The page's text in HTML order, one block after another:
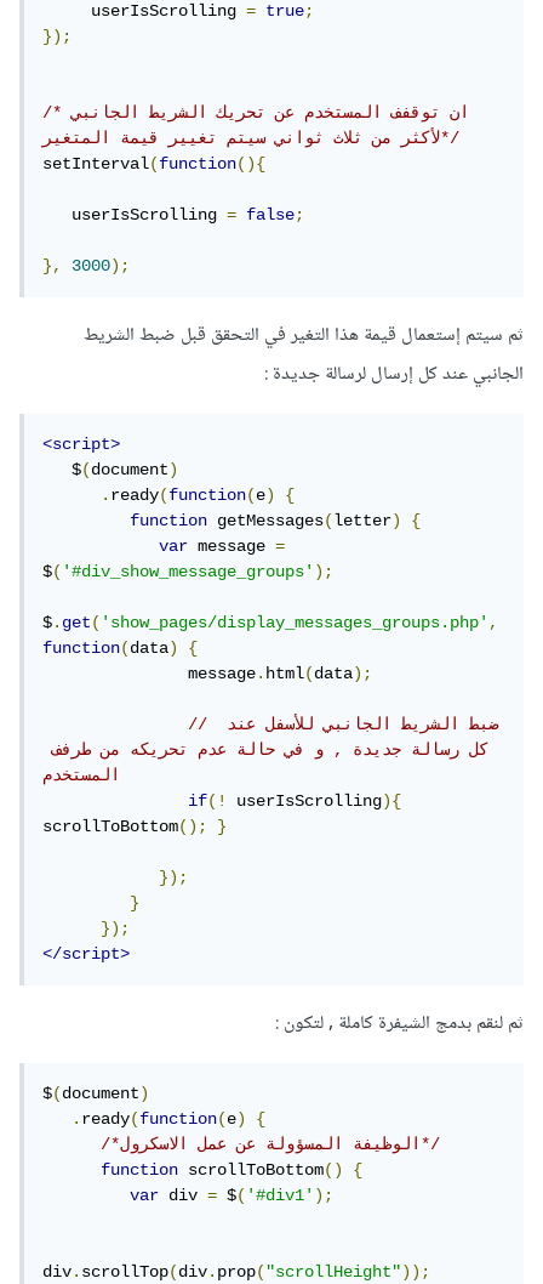
     userIsScrolling
= true;
});
/*ان توقفف المستخدم عن تحريك الشريط الجانبي
لأكثر من ثلاث ثواني سيتم تغيير قيمة المتغير*/
setInterval(function(){
   userIsScrolling
= false;
}, 3000);
ثم سيتم إستعمال قيمة هذا التغير في التحقق قبل ضبط الشريط
الجانبي عند كل إرسال لرسالة جديدة :
<script>
   $
(document)
.ready(function(e)
{
function getMessages(letter)
{
var message =
$('#div_show_message_groups');
$.get('show_pages/display_messages_groups.php',
function(data)
{
               message
.html(data);
// ضبط الشريط الجانبي للأسفل عند
كل رسالة جديدة , و في حالة عدم تحريكه من طرفف
المستخدم
if(! userIsScrolling){
scrollToBottom(); }
});
}
});
</script>
ثم لنقم بدمج الشيفرة كاملة , لتكون :
$(document)
.ready(function(e)
{
/*الوظيفة المسؤولة عن عمل الاسكرول*/
function scrollToBottom()
{
var div = $('#div1');
div.scrollTop(div.prop("scrollHeight"));